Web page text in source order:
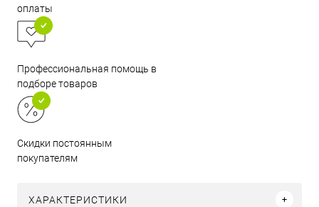
оплаты
Профессиональная помощь в
подборе товаров
Скидки постоянным
покупателям
ХАРАКТЕРИСТИКИ